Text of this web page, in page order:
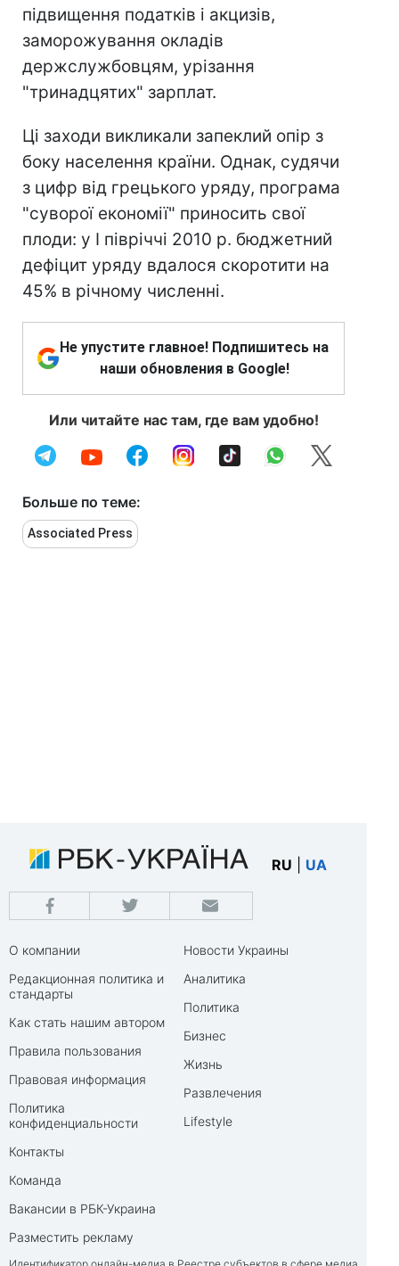
підвищення податків і акцизів,
заморожування окладів
держслужбовцям, урізання
"тринадцятих" зарплат.
Ці заходи викликали запеклий опір з
боку населення країни. Однак, судячи
з цифр від грецького уряду, програма
"суворої економії" приносить свої
плоди: у I півріччі 2010 р. бюджетний
дефіцит уряду вдалося скоротити на
45% в річному численні.
Не упустите главное! Подпишитесь на
наши обновления в Google!
Или читайте нас там, где вам удобно!
Больше по теме:
Associated Press
RU UA
О компании
Редакционная политика и
стандарты
Как стать нашим автором
Правила пользования
Правовая информация
Политика
конфиденциальности
Контакты
Команда
Вакансии в РБК-Украина
Разместить рекламу
Новости Украины
Аналитика
Политика
Бизнес
Жизнь
Развлечения
Lifestyle